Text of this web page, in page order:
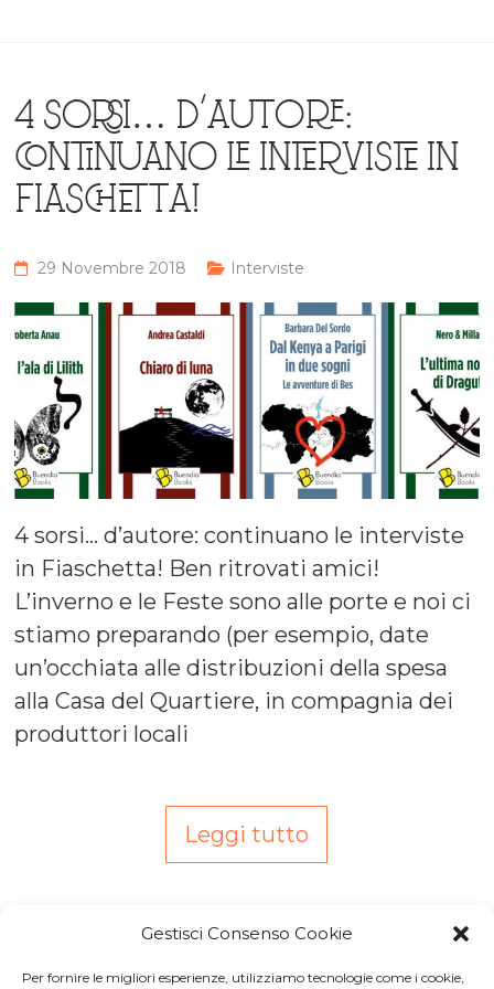
Gestisci Consenso Cookie
Per fornire le migliori esperienze, utilizziamo tecnologie come i cookie,
4 SORSI… D’AUTORE:
CONTINUANO LE INTERVISTE IN
FIASCHETTA!
29 Novembre 2018 Interviste
4 sorsi… d’autore: continuano le interviste
in Fiaschetta! Ben ritrovati amici!
L’inverno e le Feste sono alle porte e noi ci
stiamo preparando (per esempio, date
un’occhiata alle distribuzioni della spesa
alla Casa del Quartiere, in compagnia dei
produttori locali
Leggi tutto